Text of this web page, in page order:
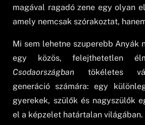
magával ragadó zene egy olyan
amely nemcsak szórakoztat,
Mi sem lehetne szuperebb Anyák
egy közös, felejthetetlen
Csodaországban tökéletes
generáció számára: egy
gyerekek, szülők és nagyszülők
el a képzelet határtalan világában.